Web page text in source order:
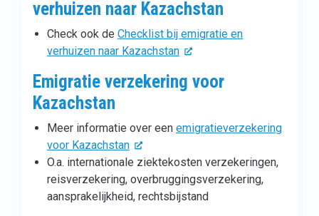
verhuizen naar Kazachstan
Check ook de Checklist bij emigratie en
verhuizen naar Kazachstan
Emigratie verzekering voor
Kazachstan
Meer informatie over een emigratieverzekering
voor Kazachstan
O.a. internationale ziektekosten verzekeringen,
reisverzekering, overbruggingsverzekering,
aansprakelijkheid, rechtsbijstand